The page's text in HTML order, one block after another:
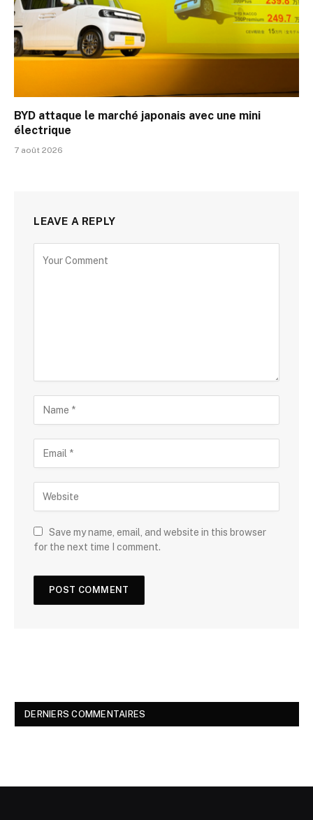
BYD attaque le marché japonais avec une mini
électrique
7 août 2026
LEAVE A REPLY
Save my name, email, and website in this browser
for the next time I comment.
DERNIERS COMMENTAIRES